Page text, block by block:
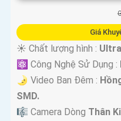
Giá
☀️ Chất lượng hình : Ultra
⚛️ Công Nghệ Sử Dụng :
🌛 Video Ban Đêm :
SMD.
🎼️ Camera Dòng Thân